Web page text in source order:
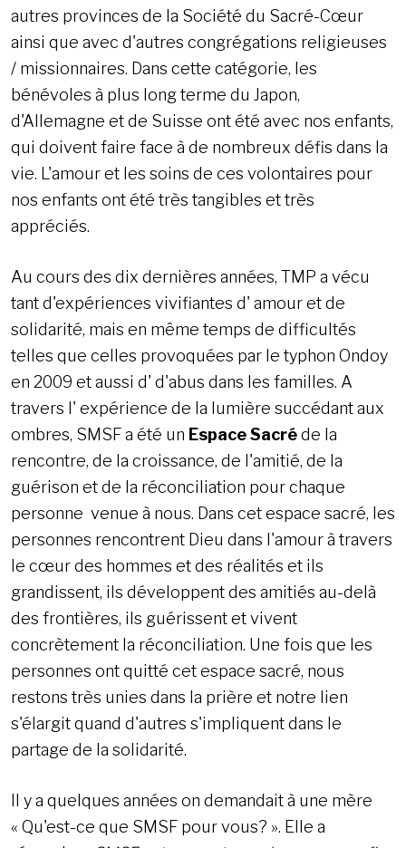
autres provinces de la Société du Sacré-Cœur
ainsi que avec d'autres congrégations religieuses
/ missionnaires. Dans cette catégorie, les
bénévoles à plus long terme du Japon,
d'Allemagne et de Suisse ont été avec nos enfants,
qui doivent faire face à de nombreux défis dans la
vie. L'amour et les soins de ces volontaires pour
nos enfants ont été très tangibles et très
appréciés.
Au cours des dix dernières années, TMP a vécu
tant d'expériences vivifiantes d' amour et de
solidarité, mais en même temps de difficultés
telles que celles provoquées par le typhon Ondoy
en 2009 et aussi d' d'abus dans les familles. A
travers l' expérience de la lumière succédant aux
ombres, SMSF a été un Espace Sacréde la
rencontre, de la croissance, de l'amitié, de la
guérison et de la réconciliation pour chaque
personne venue à nous. Dans cet espace sacré, les
personnes rencontrent Dieu dans l'amour à travers
le cœur des hommes et des réalités et ils
grandissent, ils développent des amitiés au-delà
des frontières, ils guérissent et vivent
concrètement la réconciliation. Une fois que les
personnes ont quitté cet espace sacré, nous
restons très unies dans la prière et notre lien
s'élargit quand d'autres s'impliquent dans le
partage de la solidarité.
Il y a quelques années on demandait à une mère
« Qu'est-ce que SMSF pour vous? ». Elle a